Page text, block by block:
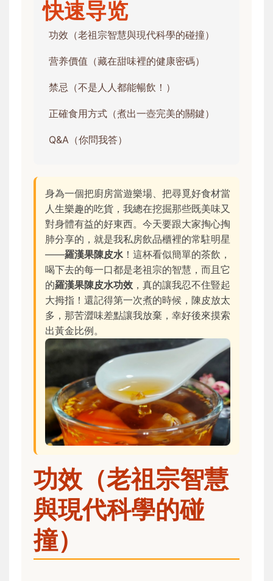
快速导览
功效（老祖宗智慧與現代科學的碰撞）
营养價值（藏在甜味裡的健康密碼）
禁忌（不是人人都能暢飲！）
正確食用方式（煮出一壺完美的關鍵）
Q&A（你問我答）
身為一個把廚房當遊樂場、把尋覓好食材當
人生樂趣的吃貨，我總在挖掘那些既美味又
對身體有益的好東西。今天要跟大家掏心掏
肺分享的，就是我私房飲品櫃裡的常駐明星
——羅漢果陳皮水 ！這杯看似簡單的茶飲，
喝下去的每一口都是老祖宗的智慧，而且它
的羅漢果陳皮水功效 ，真的讓我忍不住豎起
大拇指！還記得第一次煮的時候，陳皮放太
多，那苦澀味差點讓我放棄，幸好後來摸索
出黃金比例。
功效（老祖宗智慧
與現代科學的碰
撞）